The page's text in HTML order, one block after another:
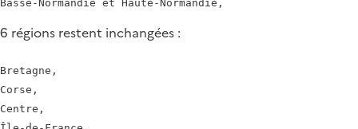
6 régions restent inchangées :
Bretagne,
Corse,
Centre,